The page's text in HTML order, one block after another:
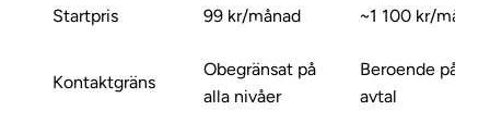
Startpris 99 kr/månad ~1 100 kr/månad
Kontaktgräns
Obegränsat på
alla nivåer
Beroende på
avtal